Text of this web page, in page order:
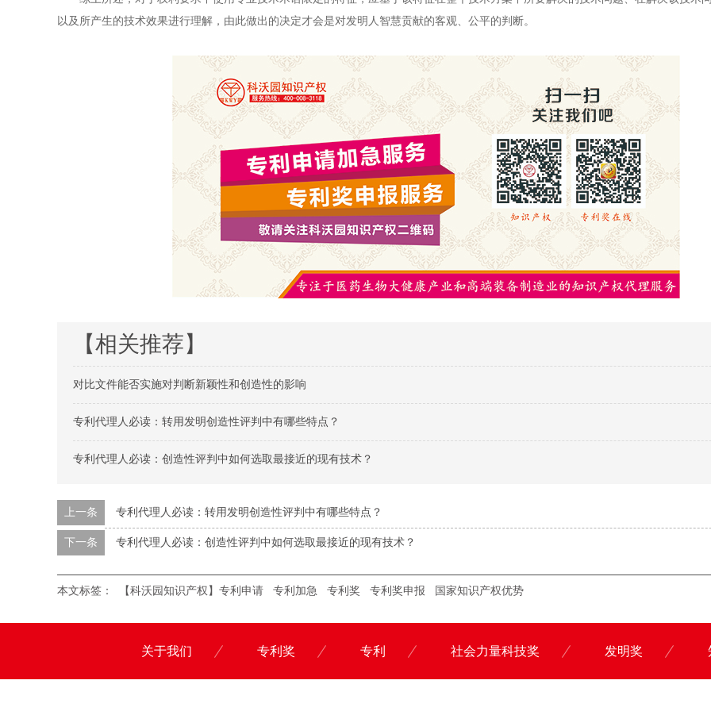
以及所产生的技术效果进行理解，由此做出的决定才会是对发明人智慧贡献的客观、公平的判断。
【相关推荐】
对比文件能否实施对判断新颖性和创造性的影响
专利代理人必读：转用发明创造性评判中有哪些特点？
专利代理人必读：创造性评判中如何选取最接近的现有技术？
上一条 专利代理人必读：转用发明创造性评判中有哪些特点？
下一条 专利代理人必读：创造性评判中如何选取最接近的现有技术？
本文标签： 【科沃园知识产权】专利申请 专利加急 专利奖 专利奖申报 国家知识产权优势
关于我们 专利奖 专利 社会力量科技奖 发明奖